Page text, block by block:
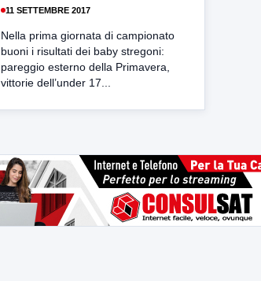
11 SETTEMBRE 2017
Nella prima giornata di campionato
buoni i risultati dei baby stregoni:
pareggio esterno della Primavera,
vittorie dell’under 17...